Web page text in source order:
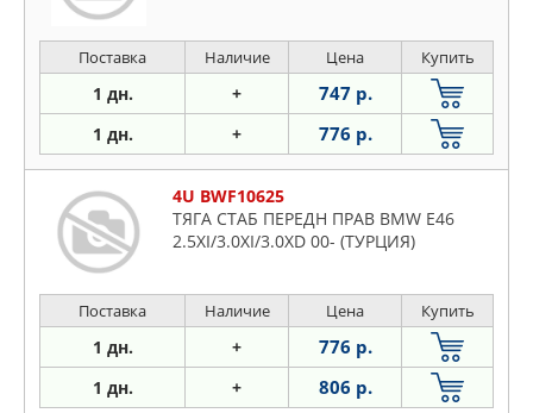
Поставка Наличие Цена Купить
1 дн. + 747 р.
1 дн. + 776 р.
4U BWF10625
ТЯГА СТАБ ПЕРЕДН ПРАВ BMW E46
2.5XI/3.0XI/3.0XD 00- (ТУРЦИЯ)
Поставка Наличие Цена Купить
1 дн. + 776 р.
1 дн. + 806 р.